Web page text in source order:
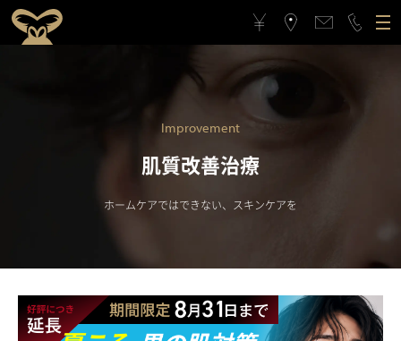
フィロソフィー
医療機関としてのこだわり
CSRの取り組み
スタッフの思い
スポーツ応援活動
治療症例
メンバーシップギフト
Improvement
肌質改善治療
ホームケアではできない、スキンケアを